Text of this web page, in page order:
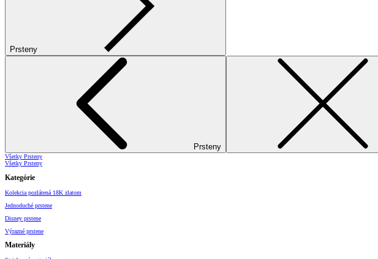
Prsteny
Prsteny
Všetky Prsteny
Všetky Prsteny
Kategórie
Kolekcia pozlátená 18K zlatom
Jednoduché prstene
Disney prstene
Výrazné prstene
Materiály